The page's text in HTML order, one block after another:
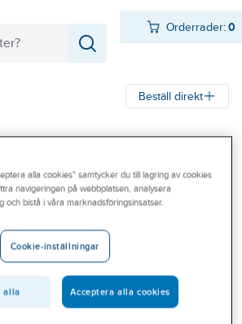
Orderrader:0
Beställ direkt
DURI
SKARVLIST 28
SILVER SK3
30X1000MM
alla cookies" samtycker du till lagring av cookies
navigeringen på webbplatsen, analysera
och bistå i våra marknadsföringsinsatser.
Cookie-inställningar
alla Acceptera alla cookies